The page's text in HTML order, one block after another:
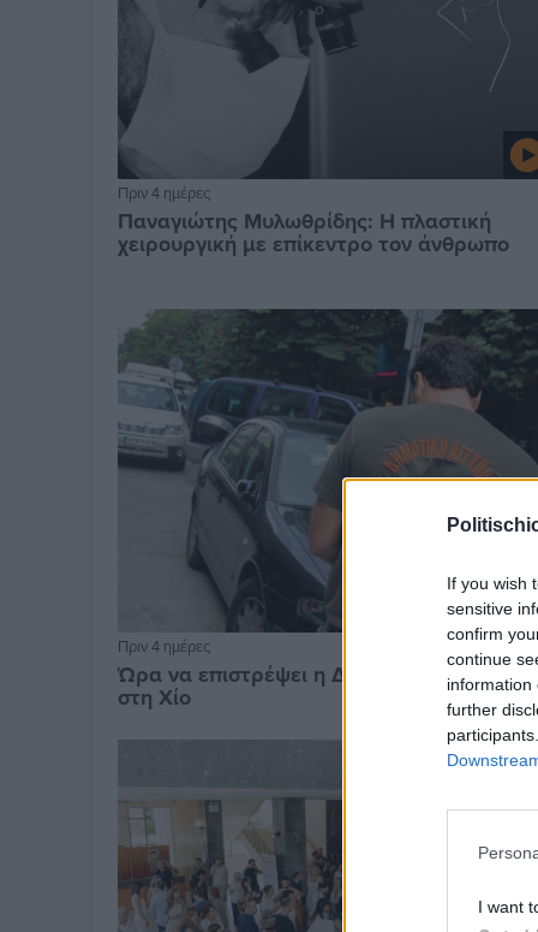
If you wish
sensitive
confirm
continue
information
further
I want
Πριν 4 ημέρες
Παναγιώτης Μυλωθρίδης: Η πλαστική
χειρουργική με επίκεντρο τον άνθρωπο
Πριν 4 ημέρες
Ώρα να επιστρέψει η Δημοτική Αστυνομία
στη Χίο